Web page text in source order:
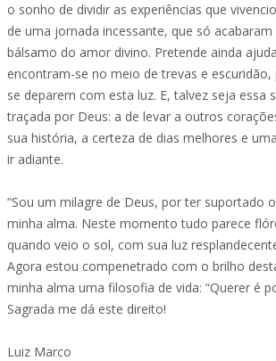
o sonho de dividir as experiências que
de uma jornada incessante, que só
bálsamo do amor divino. Pretende ainda
encontram-se no meio de trevas e
se deparem com esta luz. E, talvez seja essa
traçada por Deus: a de levar a outros
sua história, a certeza de dias melhores e
ir adiante.
“Sou um milagre de Deus, por ter suportado
minha alma. Neste momento tudo parece
quando veio o sol, com sua luz
Agora estou compenetrado com o brilho
minha alma uma filosofia de vida: “Querer é
Sagrada me dá este direito!
Luiz Marco